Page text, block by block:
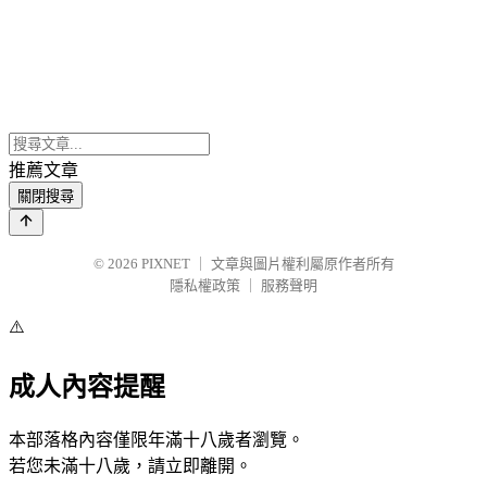
推薦文章
關閉搜尋
© 2026 PIXNET
文章與圖片權利屬原作者所有
隱私權政策
服務聲明
⚠️
成人內容提醒
本部落格內容僅限年滿十八歲者瀏覽。
若您未滿十八歲，請立即離開。